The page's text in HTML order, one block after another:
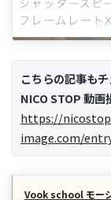
こちらの記事もチ
NICO STOP 動
https://
image.com/
Vook school モー